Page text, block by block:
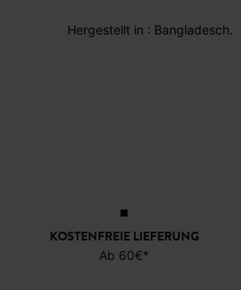
Hergestellt in : Bangladesch.
KOSTENFREIE LIEFERUNG
Ab 60€*